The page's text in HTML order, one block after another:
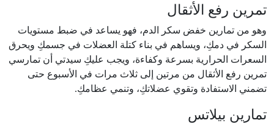
تمرين رفع الأثقال
وهو من تمارين خفض سكر الدم، فهو يساعد في ضبط مستويات
السكر في دمكِ، ويساهم في بناء كتلة العضلات في جسمكِ ويحرق
السعرات الحرارية بسرعة وكفاءة، ويجب عليكِ سيدتي أن تمارسي
تمرين رفع الأثقال من مرتين إلى ثلاث مرات في الأسبوع حتى
تضمني الاستفادة وتقوي عضلاتكِ، وتنمي عظامكِ.
تمارين بيلاتس